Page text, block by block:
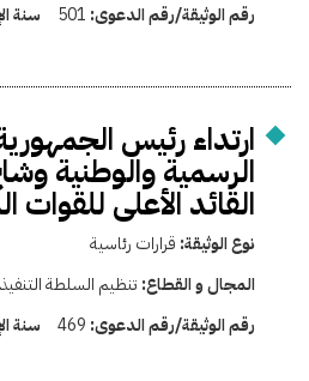
رقم الوثيقة/رقم الدعوى: 501 سنة
ارتداء رئيس
الرسمية والوطنية
القائد الأعلى للقوات
نوع الوثيقة: قرارات رئاسية
المجال و القطاع: تنظيم السلطة
رقم الوثيقة/رقم الدعوى: 469 سنة